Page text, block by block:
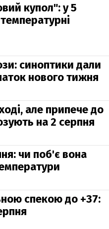
купол": у 5
синоптики дали
нового тижня
але припече до
на 2 серпня
чи поб'є вона
спекою до +37: